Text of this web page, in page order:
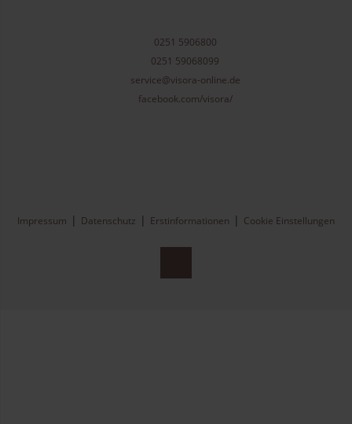
0251 5906800
0251 59068099
service@visora-online.de
facebook.com/visora/
Impressum Datenschutz Erstinformationen Cookie Einstellungen